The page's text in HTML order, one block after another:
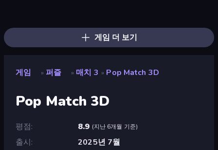
게임 더 보기
게임 » 퍼즐 » 매치 3 » Pop Match 3D
Pop Match 3D
평점 8.9 (지난 6개월 기준)
출시
2025년 7월